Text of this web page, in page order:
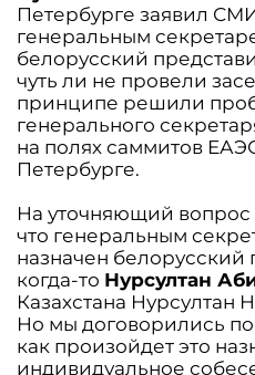
Петербурге заявил
генеральным
белорусский
чуть ли не провели
принципе решили
генерального
на полях саммитов
Петербурге.
На уточняющий вопрос
что генеральным
назначен белорусский
когда-то Нурсултан
Казахстана Нурсултан
Но мы договорились
как произойдет это
индивидуальное